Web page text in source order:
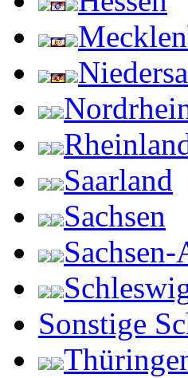
Saarland
Sachsen
Sonstige